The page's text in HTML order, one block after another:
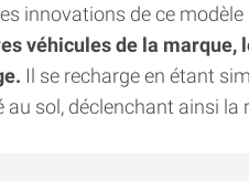
innovations de ce
véhicules de la marque,
Il se recharge en étant
au sol, déclenchant ainsi la